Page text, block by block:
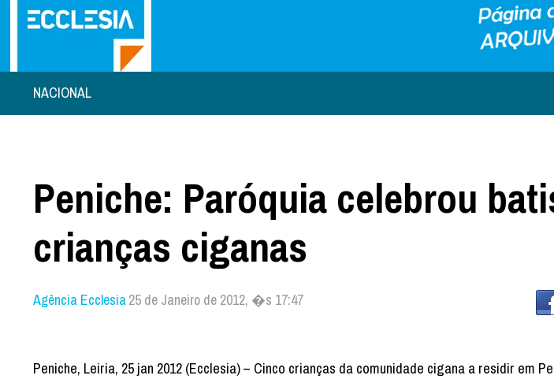
NACIONAL
Peniche: Paróquia celebrou
crianças ciganas
Agência Ecclesia25 de Janeiro de 2012, �s 17:47
Peniche, Leiria, 25 jan 2012 (Ecclesia) – Cinco crianças da comunidade cigana a residir em